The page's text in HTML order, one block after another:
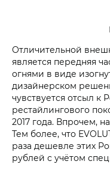
Отличительной
является передняя
огнями в виде
дизайнерском
чувствуется отсыл к
рестайлингового
2017 года. Впрочем,
Тем более, что
раза дешевле этих
рублей с учётом